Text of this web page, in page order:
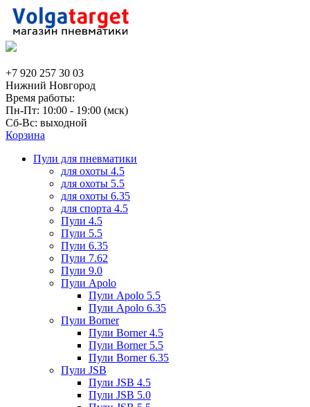
+7 920 257 30 03
Нижний Новгород
Время работы:
Пн-Пт: 10:00 - 19:00 (мск)
Сб-Вс: выходной
Корзина
Пули для пневматики
для охоты 4.5
для охоты 5.5
для охоты 6.35
для спорта 4.5
Пули 4.5
Пули 5.5
Пули 6.35
Пули 7.62
Пули 9.0
Пули Apolo
Пули Apolo 5.5
Пули Apolo 6.35
Пули Borner
Пули Borner 4.5
Пули Borner 5.5
Пули Borner 6.35
Пули JSB
Пули JSB 4.5
Пули JSB 5.0